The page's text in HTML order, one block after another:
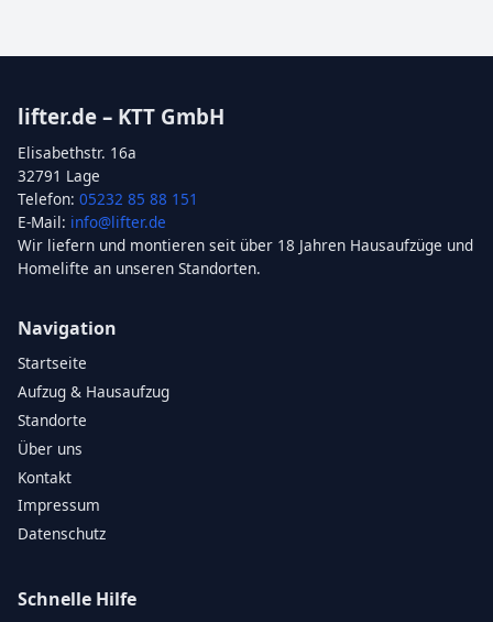
lifter.de – KTT GmbH
Elisabethstr. 16a
32791 Lage
Telefon: 05232 85 88 151
E-Mail: info@lifter.de
Wir liefern und montieren seit über 18 Jahren Hausaufzüge und
Homelifte an unseren Standorten.
Navigation
Startseite
Aufzug & Hausaufzug
Standorte
Über uns
Kontakt
Impressum
Datenschutz
Schnelle Hilfe